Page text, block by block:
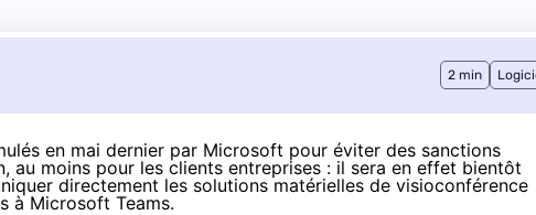
2 min
en mai dernier par Microsoft pour éviter des sanctions
au moins pour les clients entreprises : il sera en effet bientôt
directement les solutions matérielles de visioconférence
à Microsoft Teams.